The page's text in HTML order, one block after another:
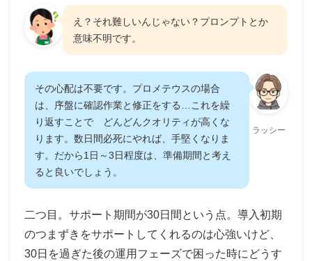
え？それ難しいんじゃない？プロンプトとか
意味不明です。
ラッシー
その心配は不要です。プロメテウスの場合
は、序盤に確認作業と修正をする…これを繰
り返すことで どんどんクオリティが高くな
ります。数日間必死にやれば、手堅くなりま
す。だから1日～3日程度は、準備期間と考え
ると良いでしょう。
二つ目。サポート期間が30日間という点。導入初期
のつまずきをサポートしてくれるのは心強いけど、
30日を過ぎた後の運用フェーズで困った時にどうす